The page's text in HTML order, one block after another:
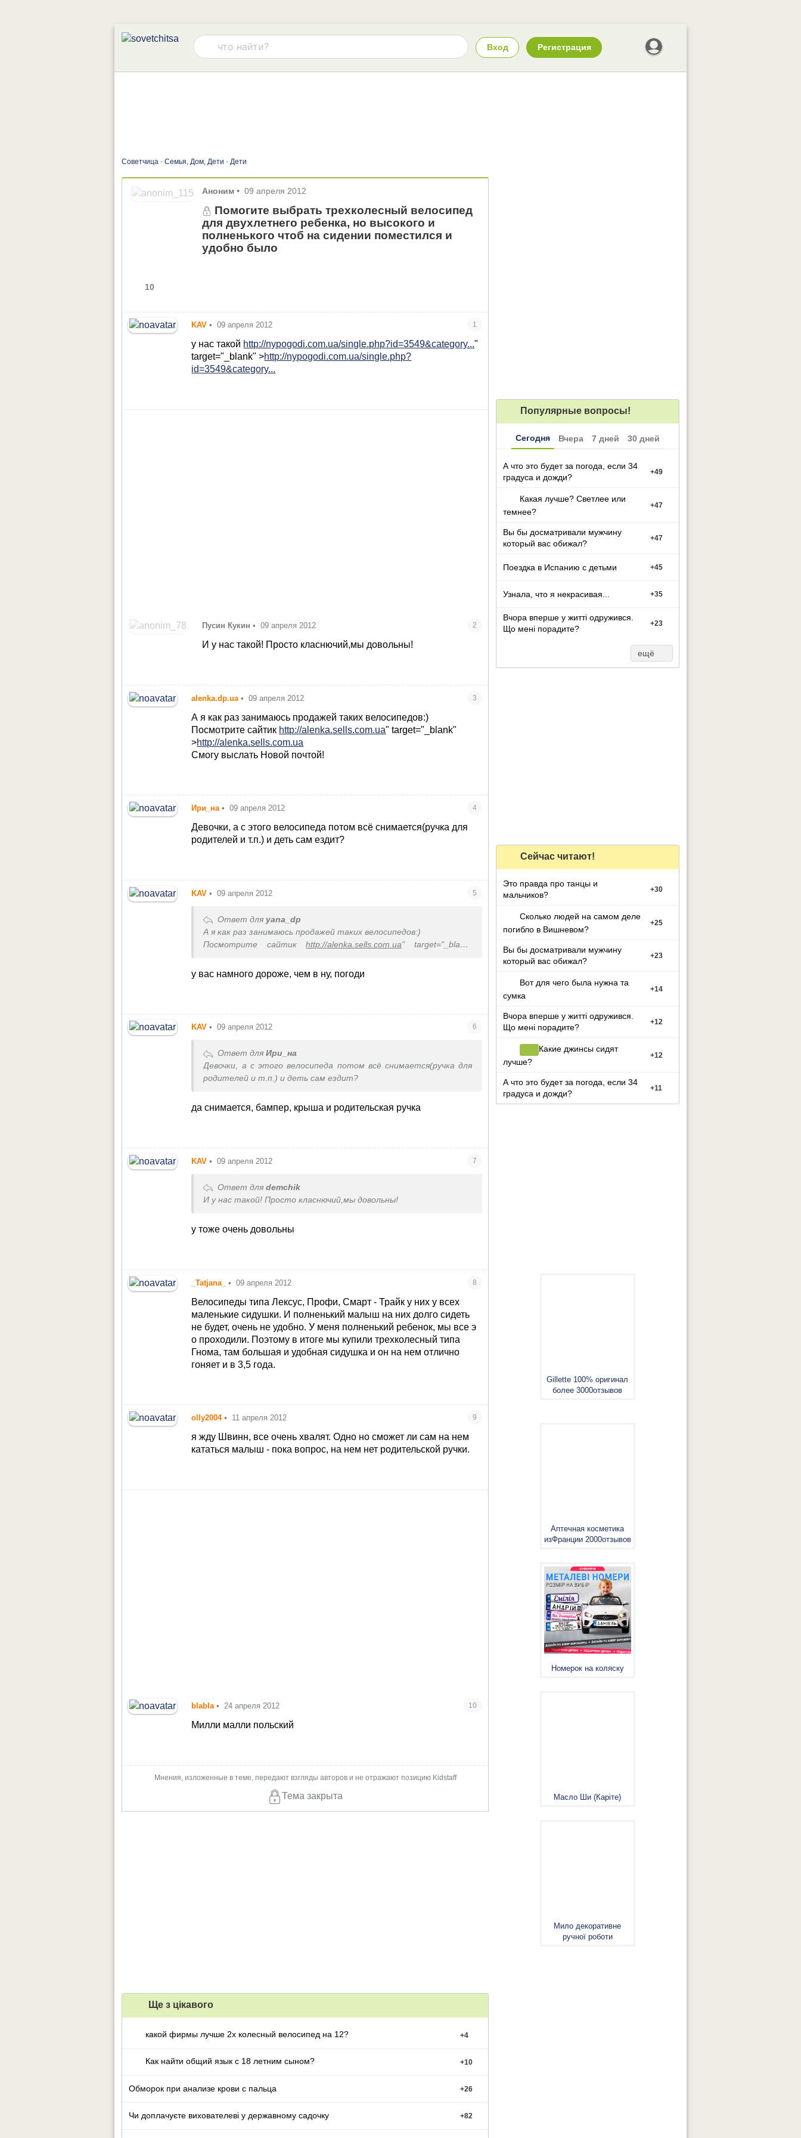
Вход Регистрация
Советчица - Семья, Дом, Дети - Дети
Аноним • 09 апреля 2012
Помогите выбрать трехколесный велосипед
для двухлетнего ребенка, но высокого и
полненького чтоб на сидении поместился и
удобно было
10
KAV • 09 апреля 2012 1
у нас такой http://nypogodi.com.ua/single.php?id=3549&category..."
target="_blank" >http://nypogodi.com.ua/single.php?
id=3549&category...
Пусин Кукин • 09 апреля 2012 2
И у нас такой! Просто класнючий,мы довольны!
alenka.dp.ua • 09 апреля 2012 3
А я как раз занимаюсь продажей таких велосипедов:)
Посмотрите сайтик http://alenka.sells.com.ua" target="_blank"
>http://alenka.sells.com.ua
Смогу выслать Новой почтой!
Ири_на • 09 апреля 2012 4
Девочки, а с этого велосипеда потом всё снимается(ручка для
родителей и т.п.) и деть сам ездит?
KAV • 09 апреля 2012 5
Ответ для yana_dp
А я как раз занимаюсь продажей таких велосипедов:)
Посмотрите сайтикhttp://alenka.sells.com.ua" target="_blank"
у вас намного дороже, чем в ну, погоди
KAV • 09 апреля 2012 6
Ответ для Ири_на
Девочки, а с этого велосипеда потом всё снимается(ручка для
родителей и т.п.) и деть сам ездит?
да снимается, бампер, крыша и родительская ручка
KAV • 09 апреля 2012 7
Ответ для demchik
И у нас такой! Просто класнючий,мы довольны!
у тоже очень довольны
_Tatjana_ • 09 апреля 2012 8
Велосипеды типа Лексус, Профи, Смарт - Трайк у них у всех
маленькие сидушки. И полненький малыш на них долго сидеть
не будет, очень не удобно. У меня полненький ребенок, мы все э
о проходили. Поэтому в итоге мы купили трехколесный типа
Гнома, там большая и удобная сидушка и он на нем отлично
гоняет и в 3,5 года.
olly2004 • 11 апреля 2012 9
я жду Швинн, все очень хвалят. Одно но сможет ли сам на нем
кататься малыш - пока вопрос, на нем нет родительской ручки.
blabla • 24 апреля 2012 10
Милли малли польский
Мнения, изложенные в теме, передают взгляды авторов и не отражают позицию Kidstaff
Тема закрыта
Ще з цiкавого
какой фирмы лучше 2х колесный велосипед на 12? +4
Как найти общий язык с 18 летним сыном? +10
Обморок при анализе крови с пальца +26
Чи доплачуєте вихователеві у державному садочку +82
Популярные вопросы!
Сегодня Вчера 7 дней 30 дней
А что это будет за погода, если 34
градуса и дожди?
+49
Какая лучше? Светлее или
темнее?
+47
Вы бы досматривали мужчину
который вас обижал?
+47
Поездка в Испанию с детьми +45
Узнала, что я некрасивая... +35
Вчора вперше у житті одружився.
Що мені порадите?
+23
ещё
Сейчас читают!
Это правда про танцы и
мальчиков?
+30
Сколько людей на самом деле
погибло в Вишневом?
+25
Вы бы досматривали мужчину
который вас обижал?
+23
Вот для чего была нужна та
сумка
+14
Вчора вперше у житті одружився.
Що мені порадите?
+12
Какие джинсы сидят
лучше?
+12
А что это будет за погода, если 34
градуса и дожди?
+11
Gillette 100% оригинал
более 3000отзывов
Аптечная косметика
изФранции 2000отзывов
Номерок на коляску
Масло Ши (Каріте)
Мило декоративне
ручної роботи